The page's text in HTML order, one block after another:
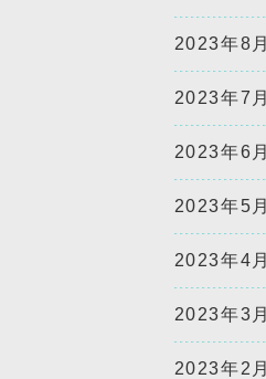
2023年8月
2023年7月
2023年6月
2023年5月
2023年4月
2023年3月
2023年2月